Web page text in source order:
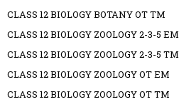
CLASS 12 BIOLOGY BOTANY OT TM
CLASS 12 BIOLOGY ZOOLOGY 2-3-5 EM
CLASS 12 BIOLOGY ZOOLOGY 2-3-5 TM
CLASS 12 BIOLOGY ZOOLOGY OT EM
CLASS 12 BIOLOGY ZOOLOGY OT TM